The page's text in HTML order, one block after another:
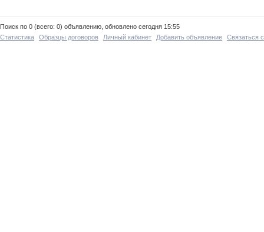
Поиск по 0 (всего: 0) объявлению, обновлено сегодня 15:55
Статистика
Образцы договоров Личный кабинет Добавить объявление Связаться